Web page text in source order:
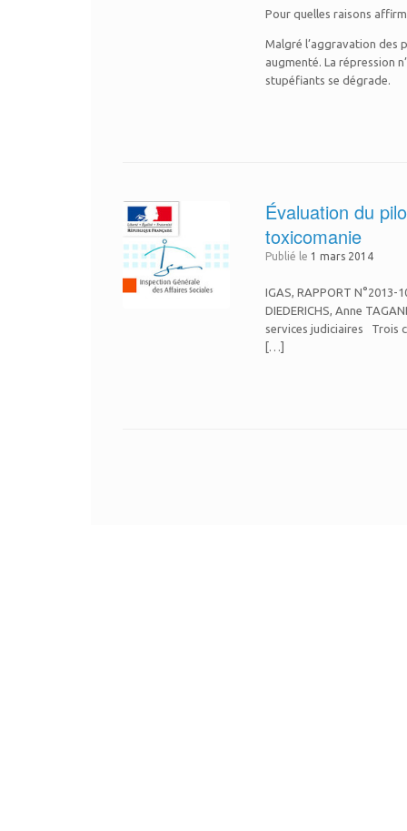
Pour quelles raisons
Malgré l’aggravation des
augmenté. La répression
stupéfiants se dégrade.
Évaluation du
toxicomanie
Publié le 1 mars 2014
IGAS, RAPPORT N°2013-
DIEDERICHS, Anne
services judiciaires Trois
[…]